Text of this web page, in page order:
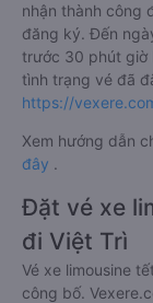
nhận thành công
đăng ký. Đến
trước 30 phút giờ
tình trạng vé đã
https://
Xem hướng dẫn
đây .
Đặt vé xe
đi Việt Trì
Vé xe limousine
công bố.